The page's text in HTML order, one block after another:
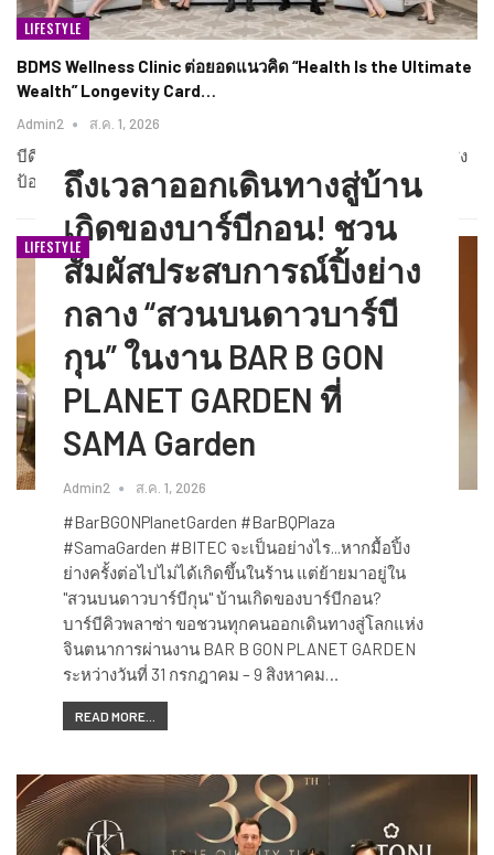
LIFESTYLE
BDMS Wellness Clinic ต่อยอดแนวคิด “Health Is the Ultimate
Wealth” Longevity Card…
Admin2 ส.ค. 1, 2026
บีดีเอ็มเอส เวลเนส คลินิก (BDMS Wellness Clinic) ศูนย์สุขภาพเชิง
ป้องกันในเครือ บริษัท กรุงเทพดุสิตเวชการ จำกัด…
LIFESTYLE
ถึงเวลาออกเดินทางสู่บ้าน
เกิดของบาร์บีกอน! ชวน
สัมผัสประสบการณ์ปิ้งย่าง
กลาง “สวนบนดาวบาร์บี
กุน” ในงาน BAR B GON
PLANET GARDEN ที่
SAMA Garden
Admin2 ส.ค. 1, 2026
#BarBGONPlanetGarden #BarBQPlaza
#SamaGarden #BITEC จะเป็นอย่างไร...หากมื้อปิ้ง
ย่างครั้งต่อไปไม่ได้เกิดขึ้นในร้าน แต่ย้ายมาอยู่ใน
"สวนบนดาวบาร์บีกุน" บ้านเกิดของบาร์บีกอน?
บาร์บีคิวพลาซ่า ขอชวนทุกคนออกเดินทางสู่โลกแห่ง
จินตนาการผ่านงาน BAR B GON PLANET GARDEN
ระหว่างวันที่ 31 กรกฎาคม – 9 สิงหาคม…
READ MORE...